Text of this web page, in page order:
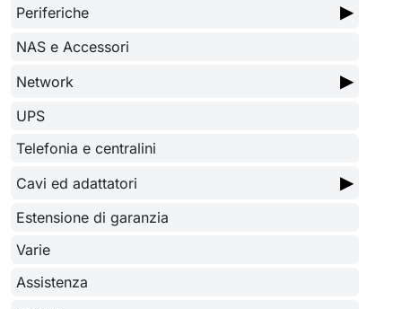
Periferiche ▶
NAS e Accessori
Network
▶
UPS
Telefonia e centralini
Cavi ed adattatori
▶
Estensione di garanzia
Varie
Assistenza